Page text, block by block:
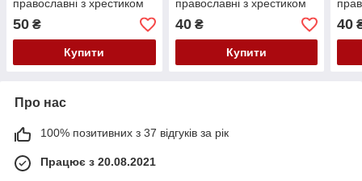
православні з хрестиком
50 ₴
Купити
православні з хрестиком
40₴
Купити
40
Про нас
100% позитивних з 37 відгуків за рік
Працює з 20.08.2021